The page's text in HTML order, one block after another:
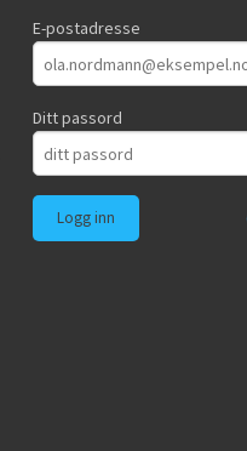
E-postadresse
Ditt passord